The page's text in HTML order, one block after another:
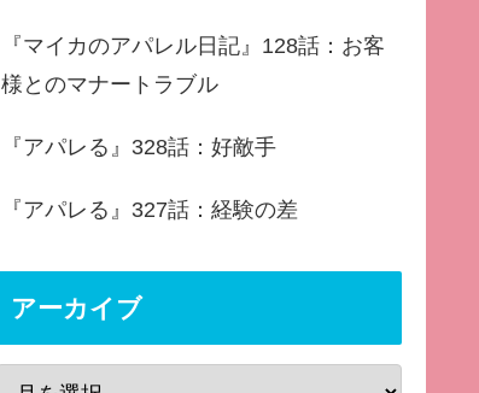
『マイカのアパレル日記』128話：お客
様とのマナートラブル
『アパレる』328話：好敵手
『アパレる』327話：経験の差
アーカイブ